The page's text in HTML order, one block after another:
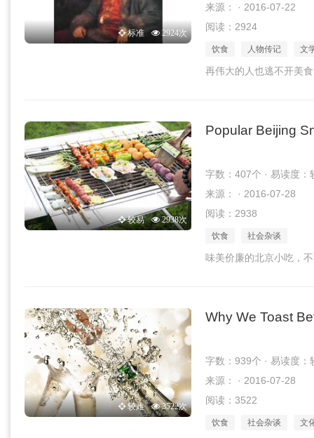
标准 2924次
来源： · 2016-07-22
阅读：2924
饮食 人物传记 文
再伟大的人也逃不开美
较易 2938次
Popular Beijing
字数：407个 · 易读度：
来源： · 2016-07-28
阅读：2938
饮食 社会杂谈
味美价廉的北京小吃，
较难 3522次
Why We Toast
字数：939个 · 易读度：
来源： · 2016-07-28
阅读：3522
饮食 社会杂谈 文